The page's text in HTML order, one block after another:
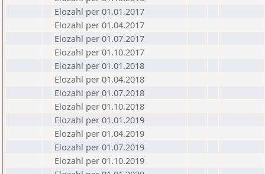
Elozahl per 01.01.2017
Elozahl per 01.04.2017
Elozahl per 01.07.2017
Elozahl per 01.10.2017
Elozahl per 01.01.2018
Elozahl per 01.04.2018
Elozahl per 01.07.2018
Elozahl per 01.10.2018
Elozahl per 01.01.2019
Elozahl per 01.04.2019
Elozahl per 01.07.2019
Elozahl per 01.10.2019